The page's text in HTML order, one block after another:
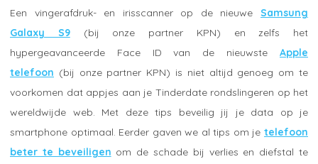
Een vingerafdruk- en irisscanner op de nieuwe Samsung
Galaxy S9(bij onze partner KPN) en zelfs het
hypergeavanceerde Face ID van de nieuwste Apple
telefoon (bij onze partner KPN) is niet altijd genoeg om te
voorkomen dat appjes aan je Tinderdate rondslingeren op het
wereldwijde web. Met deze tips beveilig jij je data op je
smartphone optimaal. Eerder gaven we al tips om je telefoon
beter te beveiligen om de schade bij verlies en diefstal te